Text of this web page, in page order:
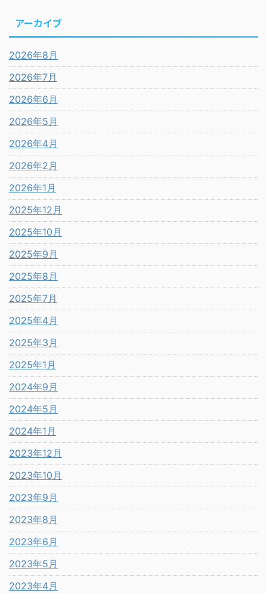
アーカイブ
2026年8月
2026年7月
2026年6月
2026年5月
2026年4月
2026年2月
2026年1月
2025年12月
2025年10月
2025年9月
2025年8月
2025年7月
2025年4月
2025年3月
2025年1月
2024年9月
2024年5月
2024年1月
2023年12月
2023年10月
2023年9月
2023年8月
2023年6月
2023年5月
2023年4月